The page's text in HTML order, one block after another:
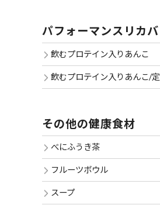
パフォーマンスリカ
飲むプロテイン入りあんこ
飲むプロテイン入りあんこ/
その他の健康食材
べにふうき茶
フルーツボウル
スープ